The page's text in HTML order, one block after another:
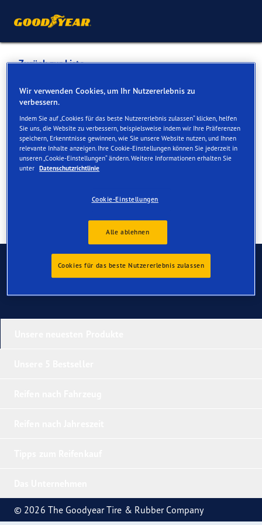
Zurück zur Liste
Emil Frey Autocenter
Dienste online und vor Ort verfügbar
Kontakt Serviceleistungen
Kontaktieren Sie uns
© 2026 The Goodyear Tire & Rubber Company
Wir verwenden Cookies, um Ihr Nutzererlebnis zu
verbessern.
Indem Sie auf „Cookies für das beste Nutzererlebnis zulassen“ klicken, helfen
Sie uns, die Website zu verbessern, beispielsweise indem wir Ihre Präferenzen
speichern, Erkenntnisse gewinnen, wie Sie unsere Website nutzen, und Ihnen
relevante Inhalte anzeigen. Ihre Cookie-Einstellungen können Sie jederzeit in
unseren „Cookie-Einstellungen“ ändern. Weitere Informationen erhalten Sie
unter Datenschutzrichtlinie
Cookie-Einstellungen
Alle ablehnen
Cookies für das beste Nutzererlebnis zulassen